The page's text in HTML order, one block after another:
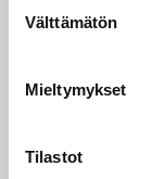
Välttämätön
Mieltymykset
Tilastot
Tutkijoille,
hankkeisiin.